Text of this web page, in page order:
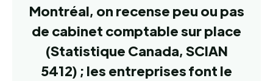
Montréal, on recense peu ou pas
de cabinet comptable sur place
(Statistique Canada, SCIAN
5412) ; les entreprises font le